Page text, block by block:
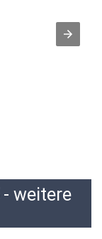
- weitere